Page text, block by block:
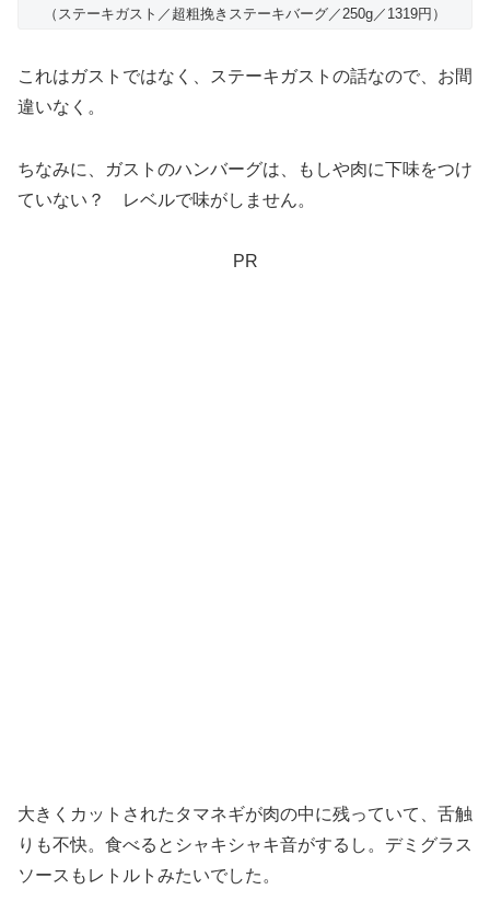
（ステーキガスト／超粗挽きステーキバーグ／250g／1319円）
これはガストではなく、ステーキガストの話なので、お間
違いなく。
ちなみに、ガストのハンバーグは、もしや肉に下味をつけ
ていない？ レベルで味がしません。
PR
大きくカットされたタマネギが肉の中に残っていて、舌触
りも不快。食べるとシャキシャキ音がするし。デミグラス
ソースもレトルトみたいでした。